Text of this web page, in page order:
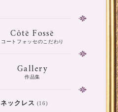
Côtē Fossē
コートフォッセのこだわり
Gallery
作品集
ネックレス (16)